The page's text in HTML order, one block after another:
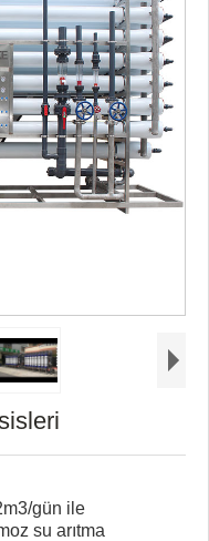
gün ile
su arıtma